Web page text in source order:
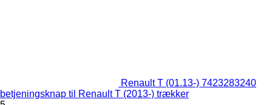
Renault T (01.13-) 7423283240
betjeningsknap til Renault T (2013-) trækker